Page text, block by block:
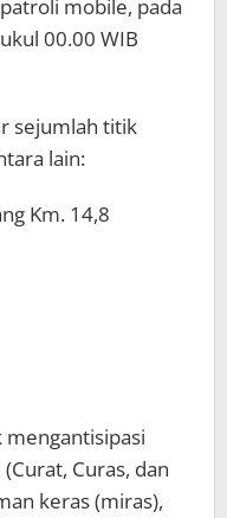
mobile, pada
00.00 WIB
sejumlah titik
lain:
Km. 14,8
Curas, dan
keras (miras),